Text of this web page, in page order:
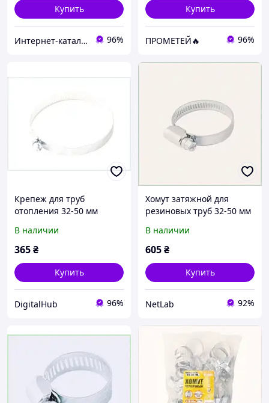
Купить
Интернет-ка​талог ски​д​​ок "ХО-РО-ШО!" 96%
Купить
ПРОМЕТЕЙ🔥 96%
Крепеж для труб
отопления 32-50 мм
BKE8568504
В наличии
365₴
Купить
DigitalHub 96%
Хомут затяжной для
резиновых труб 32-50 мм
В наличии
605₴
Купить
NetLab 92%